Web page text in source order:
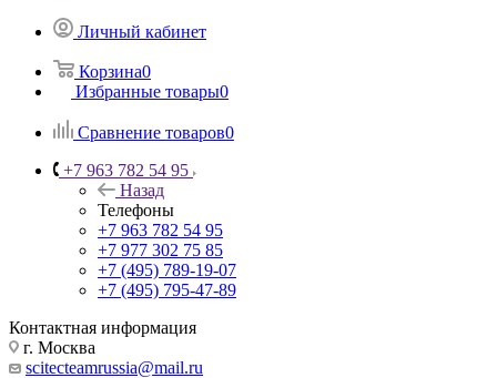
Личный кабинет
Корзина0
Избранные товары0
Сравнение товаров0
+7 963 782 54 95
Назад
Телефоны
+7 963 782 54 95
+7 977 302 75 85
+7 (495) 789-19-07
+7 (495) 795-47-89
Контактная информация
г. Москва
scitecteamrussia@mail.ru